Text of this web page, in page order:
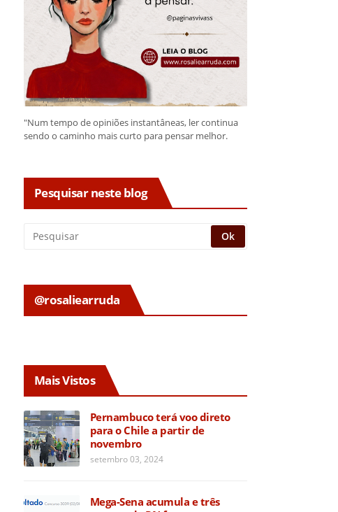
"Num tempo de opiniões instantâneas, ler continua
sendo o caminho mais curto para pensar melhor.
Pesquisar neste blog
@rosaliearruda
Mais Vistos
Pernambuco terá voo direto
para o Chile a partir de
novembro
setembro 03, 2024
Mega-Sena acumula e três